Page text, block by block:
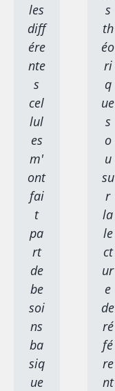
les
diff
ére
nte
s
cel
lul
es
m'
ont
fai
t
pa
rt
de
be
soi
ns
ba
siq
ue
s
th
éo
ri
q
ue
s
o
u
su
r
la
le
ct
ur
e
de
ré
fé
re
nt